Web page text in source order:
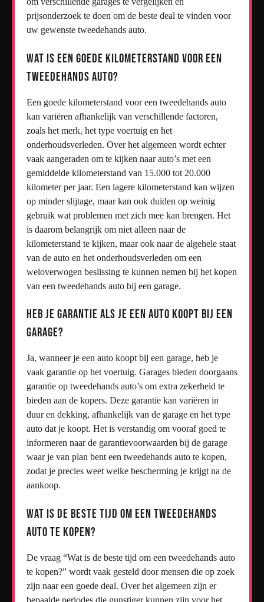
prijsonderzoek te doen om de beste deal te vinden voor
uw gewenste tweedehands auto.
Wat is een goede kilometerstand voor een
tweedehands auto?
Een goede kilometerstand voor een tweedehands auto
kan variëren afhankelijk van verschillende factoren,
zoals het merk, het type voertuig en het
onderhoudsverleden. Over het algemeen wordt echter
vaak aangeraden om te kijken naar auto’s met een
gemiddelde kilometerstand van 15.000 tot 20.000
kilometer per jaar. Een lagere kilometerstand kan wijzen
op minder slijtage, maar kan ook duiden op weinig
gebruik wat problemen met zich mee kan brengen. Het
is daarom belangrijk om niet alleen naar de
kilometerstand te kijken, maar ook naar de algehele staat
van de auto en het onderhoudsverleden om een
weloverwogen beslissing te kunnen nemen bij het kopen
van een tweedehands auto bij een garage.
Heb je garantie als je een auto koopt bij een
garage?
Ja, wanneer je een auto koopt bij een garage, heb je
vaak garantie op het voertuig. Garages bieden doorgaans
garantie op tweedehands auto’s om extra zekerheid te
bieden aan de kopers. Deze garantie kan variëren in
duur en dekking, afhankelijk van de garage en het type
auto dat je koopt. Het is verstandig om vooraf goed te
informeren naar de garantievoorwaarden bij de garage
waar je van plan bent een tweedehands auto te kopen,
zodat je precies weet welke bescherming je krijgt na de
aankoop.
Wat is de beste tijd om een tweedehands
auto te kopen?
De vraag “Wat is de beste tijd om een tweedehands auto
te kopen?” wordt vaak gesteld door mensen die op zoek
zijn naar een goede deal. Over het algemeen zijn er